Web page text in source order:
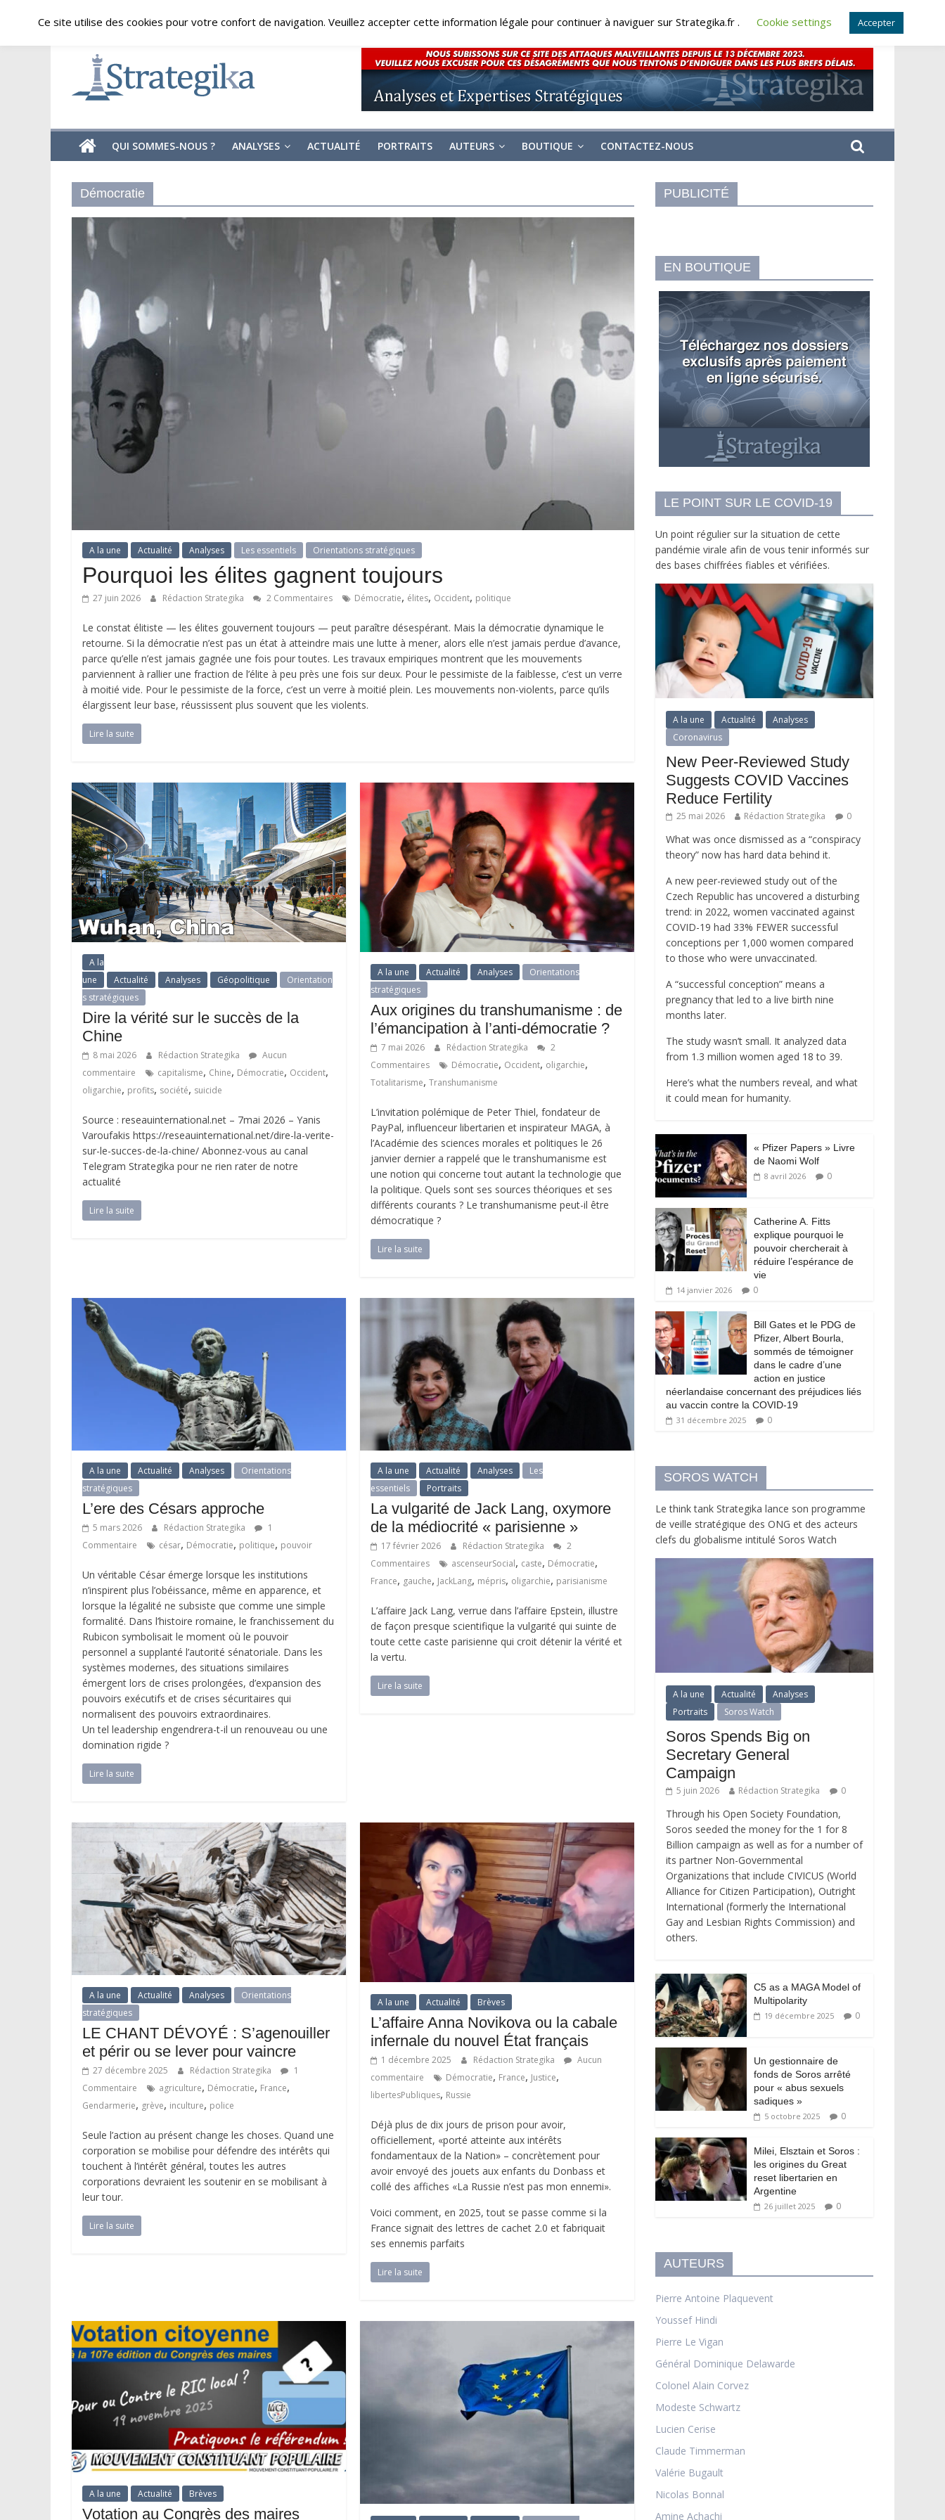
content
samedi, août 8, 2026
Strategika
Expertise
Analyses
géostratégiques
QUI SOMMES-NOUS ? ANALYSES ACTUALITÉ PORTRAITS AUTEURS BOUTIQUE CONTACTEZ-NOUS
Démocratie
A la une Actualité Analyses Les essentiels Orientations stratégiques
Pourquoi les élites gagnent toujours
27 juin 2026 Rédaction Strategika 2 Commentaires Démocratie, élites, Occident, politique
Le constat élitiste — les élites gouvernent toujours — peut paraître désespérant. Mais la démocratie dynamique le
retourne. Si la démocratie n’est pas un état à atteindre mais une lutte à mener, alors elle n’est jamais perdue d’avance,
parce qu’elle n’est jamais gagnée une fois pour toutes. Les travaux empiriques montrent que les mouvements
parviennent à rallier une fraction de l’élite à peu près une fois sur deux. Pour le pessimiste de la faiblesse, c’est un verre
à moitié vide. Pour le pessimiste de la force, c’est un verre à moitié plein. Les mouvements non-violents, parce qu’ils
élargissent leur base, réussissent plus souvent que les violents.
Lire la suite
A la
une
Actualité Analyses Géopolitique
Orientation
s stratégiques
Dire la vérité sur le succès de la
Chine
8 mai 2026 Rédaction Strategika
Aucun
commentaire
capitalisme, Chine, Démocratie, Occident,
oligarchie, profits, société, suicide
Source : reseauinternational.net – 7mai 2026 – Yanis
Varoufakis https://reseauinternational.net/dire-la-verite-
sur-le-succes-de-la-chine/ Abonnez-vous au canal
Telegram Strategika pour ne rien rater de notre
actualité
Lire la suite
A la une Actualité Analyses
Orientations
stratégiques
Aux origines du transhumanisme : de
l’émancipation à l’anti-démocratie ?
7 mai 2026 Rédaction Strategika
2
Commentaires
Démocratie, Occident, oligarchie,
Totalitarisme,Transhumanisme
L’invitation polémique de Peter Thiel, fondateur de
PayPal, influenceur libertarien et inspirateur MAGA, à
l’Académie des sciences morales et politiques le 26
janvier dernier a rappelé que le transhumanisme est
une notion qui concerne tout autant la technologie que
la politique. Quels sont ses sources théoriques et ses
différents courants ? Le transhumanisme peut-il être
démocratique ?
Lire la suite
A la une Actualité Analyses
Orientations
stratégiques
L’ere des Césars approche
5 mars 2026 Rédaction Strategika
1
Commentaire
césar, Démocratie, politique, pouvoir
Un véritable César émerge lorsque les institutions
n’inspirent plus l’obéissance, même en apparence, et
lorsque la légalité ne subsiste que comme une simple
formalité. Dans l’histoire romaine, le franchissement du
Rubicon symbolisait le moment où le pouvoir
personnel a supplanté l’autorité sénatoriale. Dans les
systèmes modernes, des situations similaires
émergent lors de crises prolongées, d’expansion des
pouvoirs exécutifs et de crises sécuritaires qui
normalisent des pouvoirs extraordinaires.
Un tel leadership engendrera-t-il un renouveau ou une
domination rigide ?
Lire la suite
A la une Actualité Analyses
Les
essentiels
Portraits
La vulgarité de Jack Lang, oxymore
de la médiocrité « parisienne »
17 février 2026 Rédaction Strategika
2
Commentaires
ascenseurSocial, caste, Démocratie,
France, gauche, JackLang, mépris, oligarchie, parisianisme
L’affaire Jack Lang, verrue dans l’affaire Epstein, illustre
de façon presque scientifique la vulgarité qui suinte de
toute cette caste parisienne qui croit détenir la vérité et
la vertu.
Lire la suite
A la une Actualité Analyses
Orientations
stratégiques
LE CHANT DÉVOYÉ : S’agenouiller
et périr ou se lever pour vaincre
27 décembre 2025 Rédaction Strategika
1
Commentaire
agriculture, Démocratie, France,
Gendarmerie, grève, inculture, police
Seule l’action au présent change les choses. Quand une
corporation se mobilise pour défendre des intérêts qui
touchent à l’intérêt général, toutes les autres
corporations devraient les soutenir en se mobilisant à
leur tour.
Lire la suite
A la une Actualité Brèves
L’affaire Anna Novikova ou la cabale
infernale du nouvel État français
1 décembre 2025 Rédaction Strategika
Aucun
commentaire
Démocratie, France, Justice,
libertesPubliques, Russie
Déjà plus de dix jours de prison pour avoir,
officiellement, «porté atteinte aux intérêts
fondamentaux de la Nation» – concrètement pour
avoir envoyé des jouets aux enfants du Donbass et
collé des affiches «La Russie n’est pas mon ennemi».
Voici comment, en 2025, tout se passe comme si la
France signait des lettres de cachet 2.0 et fabriquait
ses ennemis parfaits
Lire la suite
A la une Actualité Brèves
Votation au Congrès des maires
PUBLICITÉ
EN BOUTIQUE
LE POINT SUR LE COVID-19
Un point régulier sur la situation de cette
pandémie virale afin de vous tenir informés sur
des bases chiffrées fiables et vérifiées.
A la une Actualité
Analyses
Coronavirus
New Peer-Reviewed Study
Suggests COVID Vaccines
Reduce Fertility
25 mai 2026 Rédaction Strategika 0
What was once dismissed as a “conspiracy
theory” now has hard data behind it.
A new peer-reviewed study out of the
Czech Republic has uncovered a disturbing
trend: in 2022, women vaccinated against
COVID-19 had 33% FEWER successful
conceptions per 1,000 women compared
to those who were unvaccinated.
A “successful conception” means a
pregnancy that led to a live birth nine
months later.
The study wasn’t small. It analyzed data
from 1.3 million women aged 18 to 39.
Here’s what the numbers reveal, and what
it could mean for humanity.
« Pfizer Papers » Livre
de Naomi Wolf
8 avril 2026 0
Catherine A. Fitts
explique pourquoi le
pouvoir chercherait à
réduire l’espérance de
vie
14 janvier 2026 0
Bill Gates et le PDG de
Pfizer, Albert Bourla,
sommés de témoigner
dans le cadre d’une
action en justice
néerlandaise concernant des préjudices liés
au vaccin contre la COVID-19
31 décembre 2025 0
SOROS WATCH
Le think tank Strategika lance son programme
de veille stratégique des ONG et des acteurs
clefs du globalisme intitulé Soros Watch
A la une Actualité
Analyses
Portraits
Soros Watch
Soros Spends Big on
Secretary General
Campaign
5 juin 2026 Rédaction Strategika 0
Through his Open Society Foundation,
Soros seeded the money for the 1 for 8
Billion campaign as well as for a number of
its partner Non-Governmental
Organizations that include CIVICUS (World
Alliance for Citizen Participation), Outright
International (formerly the International
Gay and Lesbian Rights Commission) and
others.
C5 as a MAGA Model of
Multipolarity
19 décembre 2025 0
Un gestionnaire de
fonds de Soros arrêté
pour « abus sexuels
sadiques »
5 octobre 2025 0
Milei, Elsztain et Soros :
les origines du Great
reset libertarien en
Argentine
26 juillet 2025 0
AUTEURS
Pierre Antoine Plaquevent
Youssef Hindi
Pierre Le Vigan
Général Dominique Delawarde
Colonel Alain Corvez
Modeste Schwartz
Lucien Cerise
Claude Timmerman
Valérie Bugault
Nicolas Bonnal
Amine Achachi
Ce site utilise des cookies pour votre confort de navigation. Veuillez accepter cette information légale pour continuer à naviguer sur Strategika.fr . Cookie settings Accepter